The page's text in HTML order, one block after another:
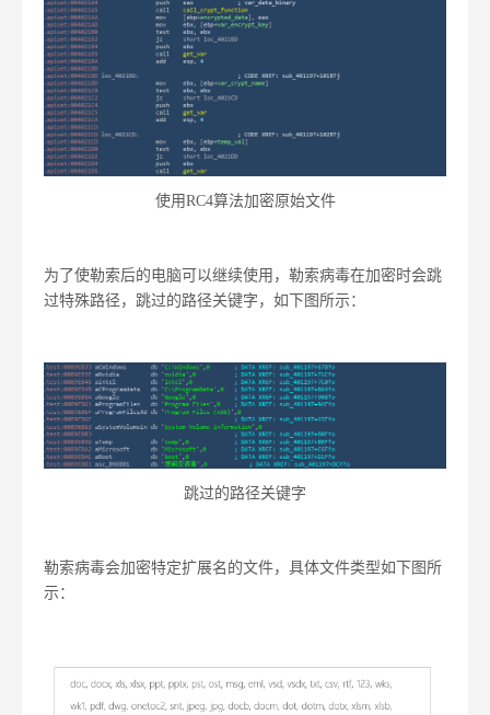
使用RC4算法加密原始文件
为了使勒索后的电脑可以继续使用，勒索病毒在加密时会跳
过特殊路径，跳过的路径关键字，如下图所示：
跳过的路径关键字
勒索病毒会加密特定扩展名的文件，具体文件类型如下图所
示：